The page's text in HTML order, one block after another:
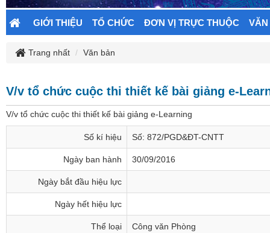
GIỚI THIỆU TỔ CHỨC ĐƠN VỊ TRỰC THUỘC
Trang nhất Văn bản
V/v tổ chức cuộc thi thiết kế bài giảng e-
V/v tổ chức cuộc thi thiết kế bài giảng e-Learning
Số kí hiệu Số: 872/PGD&ĐT-CNTT
Ngày ban hành 30/09/2016
Ngày bắt đầu hiệu lực
Ngày hết hiệu lực
Thể loại Công văn Phòng